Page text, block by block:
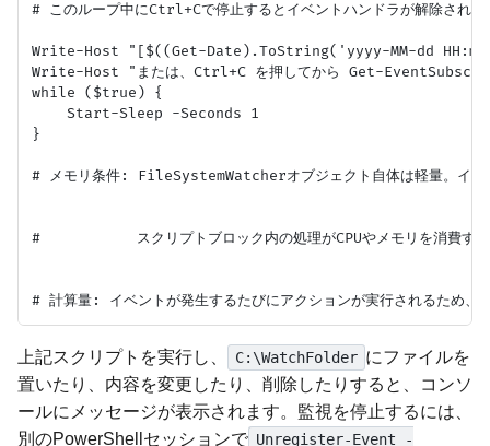
# このループ中にCtrl+Cで停止するとイベントハンドラが解除さ
Write-Host "[$((Get-Date).ToString('yyyy-MM-dd
Write-Host "または、Ctrl+C を押してから Get-
while ($true) {
    Start-Sleep -Seconds 1
}
# メモリ条件: FileSystemWatcherオブジェクト自体は軽量。イベ
#           スクリプトブロック内の処理がCPUやメモリを消費する
上記スクリプトを実行し、 C:\WatchFolder にファイルを
置いたり、内容を変更したり、削除したりすると、コンソ
ールにメッセージが表示されます。監視を停止するには、
別のPowerShellセッションで Unregister-Event -